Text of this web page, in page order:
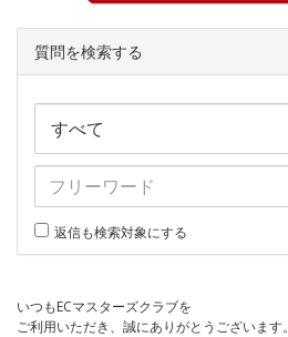
質問を検索する
返信も検索対象にする
いつもECマスターズクラブを
ご利用いただき、誠にありがとうございます。